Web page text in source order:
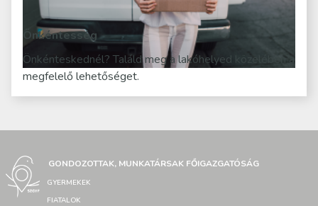
Önkéntesség
Önkénteskednél? Találd meg a lakóhelyed közelében a
megfelelő lehetőséget.
GONDOZOTTAK, MUNKATÁRSAK FŐIGAZGATÓSÁG
GYERMEKEK
FIATALOK